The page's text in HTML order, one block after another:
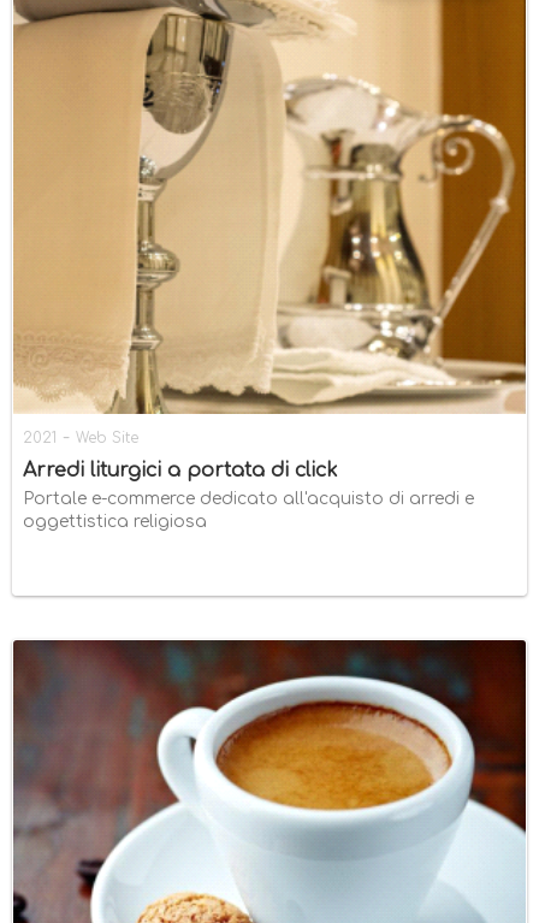
2021 - Web Site
Arredi liturgici a portata di click
Portale e-commerce dedicato all'acquisto di arredi e
oggettistica religiosa